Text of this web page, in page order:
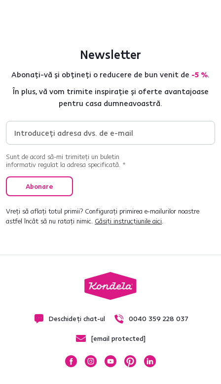
Newsletter
Abonați-vă și obțineți o reducere de bun venit de -5 %.
În plus, vă vom trimite inspirație și oferte avantajoase
pentru casa dumneavoastră.
Sunt de acord să-mi trimiteți un buletin
informativ regulat la adresa specificată. *
Abonare
Vreți să aflați totul primii? Configurați primirea e-mailurilor noastre
astfel încât să nu ratați nimic. Găsiți instrucțiunile aici.
Deschideți chat-ul 0040 359 228 037
[email protected]